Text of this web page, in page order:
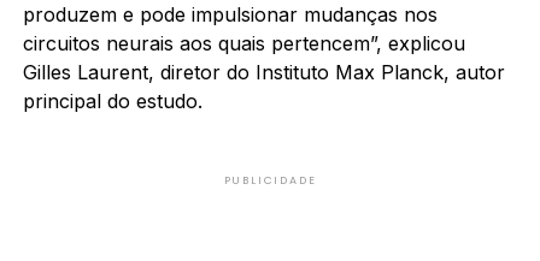
produzem e pode impulsionar mudanças nos
circuitos neurais aos quais pertencem”, explicou
Gilles Laurent, diretor do Instituto Max Planck, autor
principal do estudo.
PUBLICIDADE